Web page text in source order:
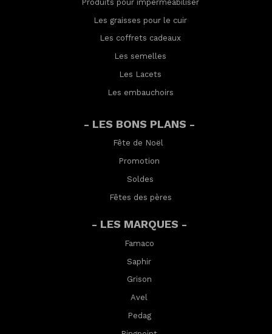
Produits pour imperméabiliser
Les graisses pour le cuir
Les coffrets cadeaux
Les semelles
Les Lacets
Les embauchoirs
- LES BONS PLANS -
Fête de Noël
Promotion
Soldes
Fêtes des pères
- LES MARQUES -
Famaco
Saphir
Grison
Avel
Pedag